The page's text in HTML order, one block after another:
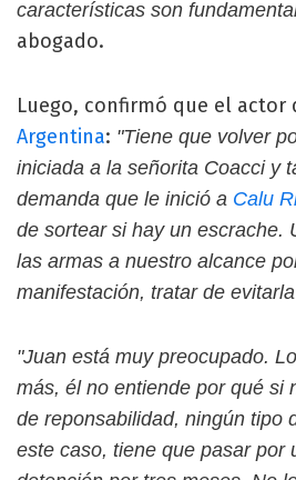
características son
abogado.
Luego, confirmó que el actor
Argentina: "Tiene que volver
iniciada a la señorita Coacci y
demanda que le inició a Calu
de sortear si hay un escrache.
las armas a nuestro alcance
manifestación, tratar de
"Juan está muy preocupado.
más, él no entiende por qué si
de reponsabilidad, ningún tipo
este caso, tiene que pasar por